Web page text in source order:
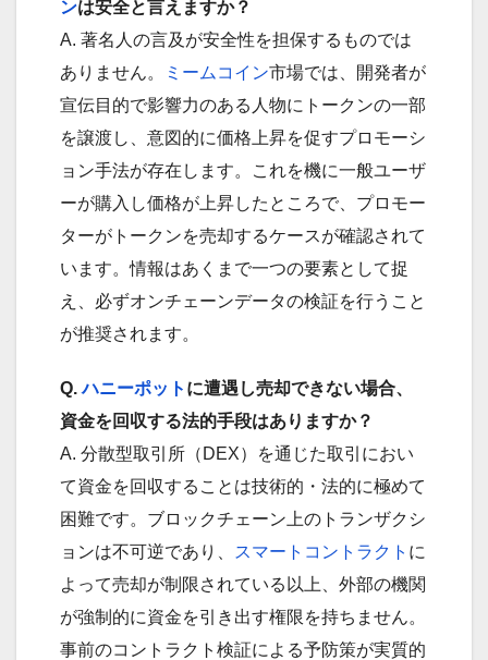
ンは安全と言えますか？
A. 著名人の言及が安全性を担保するものでは
ありません。
ミームコイン市場では、開発者が
宣伝目的で影響力のある人物にトークンの一部
を譲渡し、意図的に価格上昇を促すプロモーシ
ョン手法が存在します。これを機に一般ユーザ
ーが購入し価格が上昇したところで、プロモー
ターがトークンを売却するケースが確認されて
います。情報はあくまで一つの要素として捉
え、必ずオンチェーンデータの検証を行うこと
が推奨されます。
Q.ハニーポット に遭遇し売却できない場合、
資金を回収する法的手段はありますか？
A. 分散型取引所（DEX）を通じた取引におい
て資金を回収することは技術的・法的に極めて
困難です。ブロックチェーン上のトランザクシ
ョンは不可逆であり、
スマートコントラクト に
よって売却が制限されている以上、外部の機関
が強制的に資金を引き出す権限を持ちません。
事前のコントラクト検証による予防策が実質的